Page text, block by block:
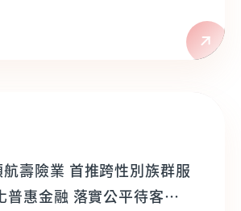
壽險業 首推跨性別族群服
普惠金融 落實公平待客理